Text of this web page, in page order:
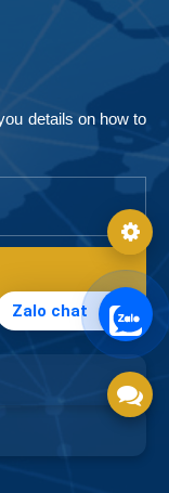
details on how to
Zalo chat